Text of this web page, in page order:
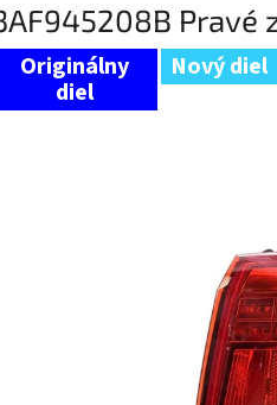
Pravé
Nový diel